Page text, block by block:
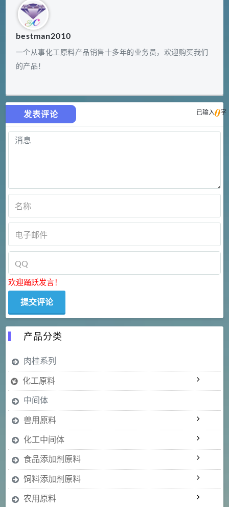
bestman2010
一个从事化工原料产品销售十多年的业务员，欢迎购买我们
的产品！
发表评论 已输入0字
欢迎踊跃发言！
产品分类
肉桂系列
化工原料
中间体
兽用原料
化工中间体
食品添加剂原料
饲料添加剂原料
农用原料